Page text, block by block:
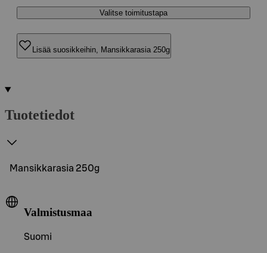
Valitse toimitustapa
Lisää suosikkeihin, Mansikkarasia 250g
Tuotetiedot
Mansikkarasia 250g
Valmistusmaa
Suomi